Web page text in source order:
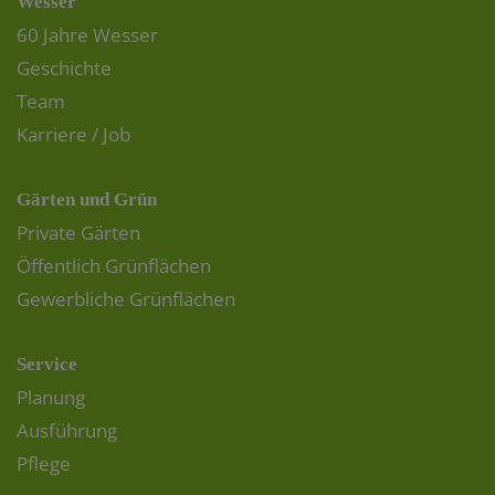
60 Jahre Wesser
Geschichte
Team
Karriere / Job
Gärten und Grün
Private Gärten
Öffentlich Grünflächen
Gewerbliche Grünflächen
Service
Planung
Ausführung
Pflege